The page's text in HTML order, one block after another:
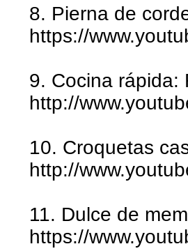
8. Pierna de
https://
9. Cocina rápida:
http://
10. Croquetas
http://
11. Dulce de
https://